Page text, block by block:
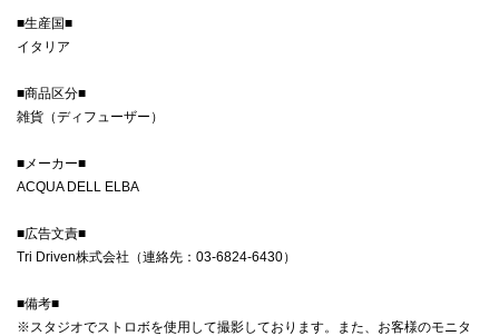
■生産国■
イタリア
■商品区分■
雑貨（ディフューザー）
■メーカー■
ACQUA DELL ELBA
■広告文責■
Tri Driven株式会社（連絡先：03-6824-6430）
■備考■
※スタジオでストロボを使用して撮影しております。また、お客様のモニタ